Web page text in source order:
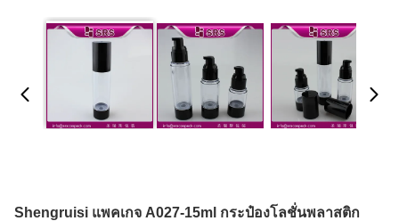
Shengruisi แพคเกจ A027-15ml กระป๋องโลชั่นพลาสติก